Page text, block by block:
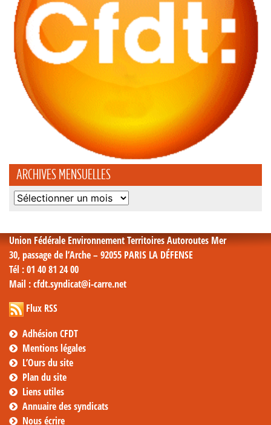
ARCHIVES MENSUELLES
Archives
Union Fédérale Environnement Territoires Autoroutes Mer
30, passage de l’Arche – 92055 PARIS LA DÉFENSE
Tél : 01 40 81 24 00
Mail : cfdt.syndicat@i-carre.net
Flux RSS
Adhésion CFDT
Mentions légales
L’Ours du site
Plan du site
Liens utiles
Annuaire des syndicats
Nous écrire